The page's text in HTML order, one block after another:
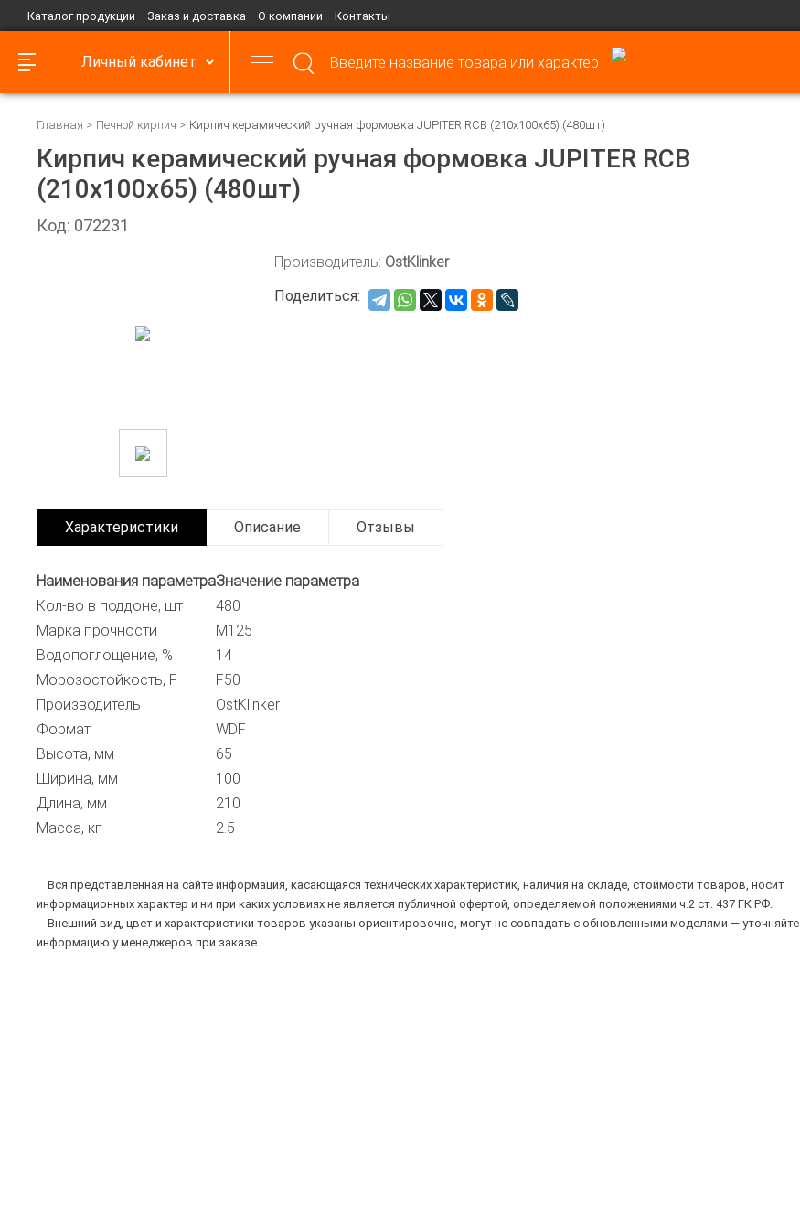
Каталог продукции Заказ и доставка О компании Контакты
Личный кабинет
Главная Печной кирпич Кирпич керамический ручная формовка JUPITER RCB (210х100х65) (480шт)
Кирпич керамический ручная формовка JUPITER RCB
(210х100х65) (480шт)
Код: 072231
Производитель: OstKlinker
Поделиться:
Характеристики Описание Отзывы
Наименования параметраЗначение параметра
Кол-во в поддоне, шт
480
Марка прочности
М125
Водопоглощение, %
14
Морозостойкость, F
F50
Производитель
OstKlinker
Формат
WDF
Высота, мм
65
Ширина, мм
100
Длина, мм
210
Масса, кг
2.5
Вся представленная на сайте информация, касающаяся технических характеристик, наличия на складе, стоимости товаров, носит
информационных характер и ни при каких условиях не является публичной офертой, определяемой положениями ч.2 ст. 437 ГК РФ.
Внешний вид, цвет и характеристики товаров указаны ориентировочно, могут не совпадать с обновленными моделями — уточняйте
информацию у менеджеров при заказе.